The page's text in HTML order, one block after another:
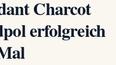
Charcot
erfolgreich